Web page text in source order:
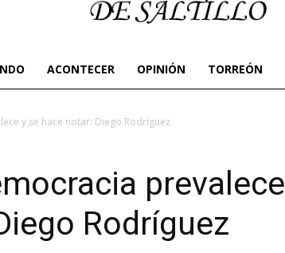
ACONTECER OPINIÓN TORREÓN
y se hace notar: Diego Rodríguez
prevalece
Rodríguez